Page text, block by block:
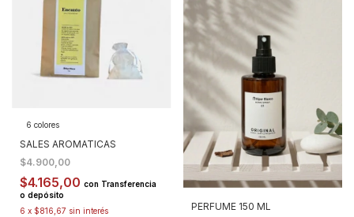
6 colores
SALES AROMATICAS
$4.900,00
$4.165,00 con Transferencia
o depósito
6 x $816,67 sin interés
PERFUME 150 ML